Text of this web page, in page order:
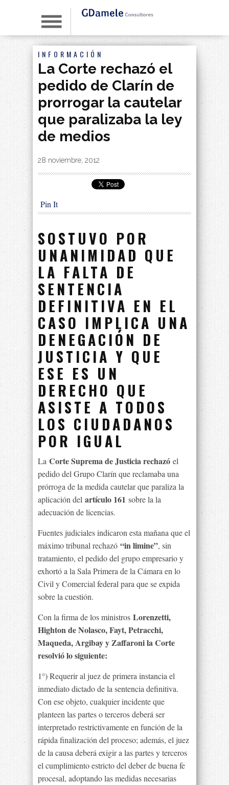
INFORMACIÓN
La Corte rechazó el
pedido de Clarín de
prorrogar la cautelar
que paralizaba la ley
de medios
By|
28 noviembre, 2012
Pin It
SOSTUVO POR
UNANIMIDAD QUE
LA FALTA DE
SENTENCIA
DEFINITIVA EN EL
CASO IMPLICA UNA
DENEGACIÓN DE
JUSTICIA Y QUE
ESE ES UN
DERECHO QUE
ASISTE A TODOS
LOS CIUDADANOS
POR IGUAL
La Corte Suprema de Justicia rechazó el
pedido del Grupo Clarín que reclamaba una
prórroga de la medida cautelar que paraliza la
aplicación del artículo 161 sobre la la
adecuación de licencias.
Fuentes judiciales indicaron esta mañana que el
máximo tribunal rechazó “in limine”, sin
tratamiento, el pedido del grupo empresario y
exhortó a la Sala Primera de la Cámara en lo
Civil y Comercial federal para que se expida
sobre la cuestión.
Con la firma de los ministros Lorenzetti,
Highton de Nolasco, Fayt, Petracchi,
Maqueda, Argibay y Zaffaroni la Corte
resolvió lo siguiente:
1°) Requerir al juez de primera instancia el
inmediato dictado de la sentencia definitiva.
Con ese objeto, cualquier incidente que
planteen las partes o terceros deberá ser
interpretado restrictivamente en función de la
rápida finalización del proceso; además, el juez
de la causa deberá exigir a las partes y terceros
el cumplimiento estricto del deber de buena fe
procesal, adoptando las medidas necesarias